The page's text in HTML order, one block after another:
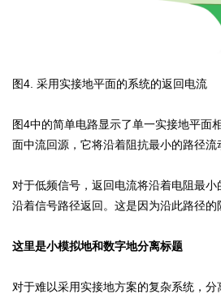
图4. 采用实接地平面的系统的返回电流
图4中的简单电路显示了单一实接地平面
面中流回源，它将沿着阻抗最小的路径流
对于低频信号，返回电流将沿着电阻最
沿着信号路径返回。这是因为沿此路径
这里是小模拟地和数字地分离标题
对于难以采用实接地方案的复杂系统，分